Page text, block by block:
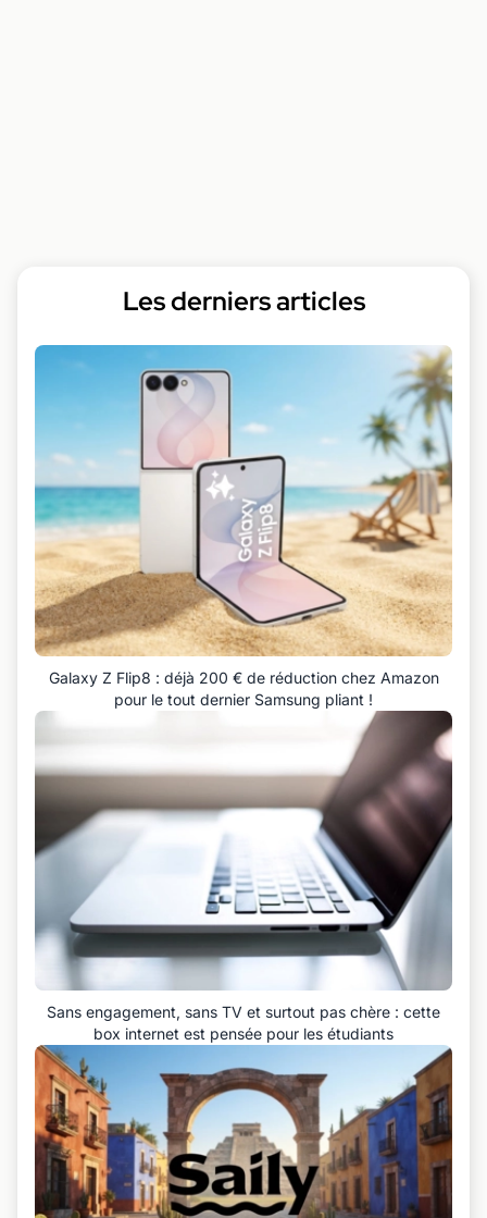
Les derniers articles
Galaxy Z Flip8 : déjà 200 € de réduction chez Amazon
pour le tout dernier Samsung pliant !
Sans engagement, sans TV et surtout pas chère : cette
box internet est pensée pour les étudiants